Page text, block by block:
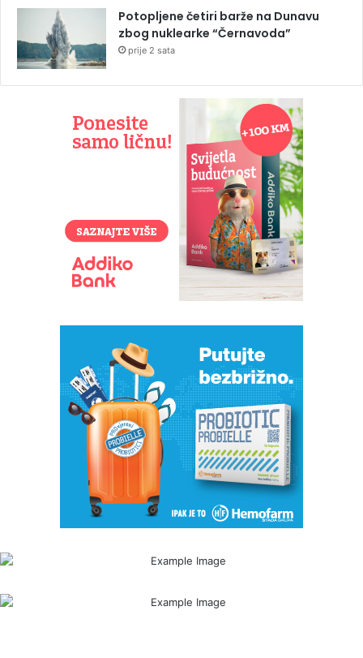
Potopljene četiri barže na Dunavu
zbog nuklearke “Černavoda”
prije 2 sata